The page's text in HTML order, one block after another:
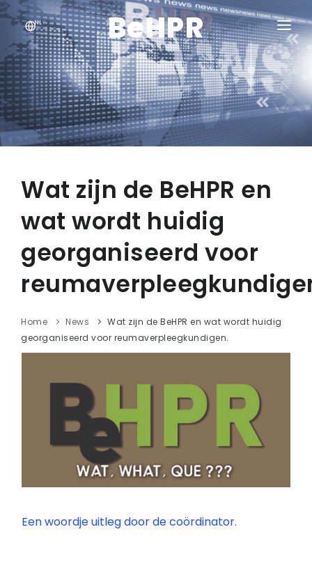
BeHPR
NL
HOME
ABOUT
LIDMAATSCHAP
PARTNERS
CONTACT
Wat zijn de BeHPR en
wat wordt huidig
georganiseerd voor
Home News
Wat zijn de BeHPR en wat wordt huidig
georganiseerd voor reumaverpleegkundigen.
Een woordje uitleg door de coördinator.